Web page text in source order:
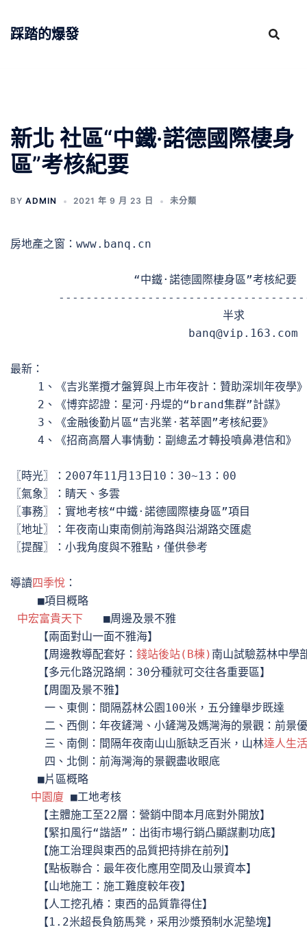
踩踏的爆發
新北 社區“中鐵·諾德國際棲身
區”考核紀要
BY ADMIN 2021 年 9 月 23 日 未分類
房地產之窗：www.banq.cn
                  “中鐵·諾德國際棲身區”考核紀要
                               半求
                          banq@vip.163.com
最新：
    1、《吉兆業攬才盤算與上市年夜計：贊助深圳年夜學》
    2、《博弈認證：星河·丹堤的“brand集群”計謀》
    3、《金融後勤片區“吉兆業·茗萃園”考核紀要》
    4、《招商高層人事情動：副總孟才轉投噴鼻港信和》
〖時光〗：2007年11月13日10：30~13：00
〖氣象〗：睛天、多雲
〖事務〗：實地考核“中鐵·諾德國際棲身區”項目
〖地址〗：年夜南山東南側前海路與沿湖路交匯處
〖提醒〗：小我角度與不雅點，僅供參考
導讀四季悅 ：
    ■項目概略
中宏富貴天下
   ■周邊及景不雅
    【兩面對山一面不雅海】
    【周邊教導配套好：
錢站後站(B棟) 南山試驗荔林中學
    【多元化路況路網：30分種就可交往各重要區】
    【周圍及景不雅】
     一、東側：間隔荔林公園100米，五分鐘舉步既達
二、西側：年夜鏟灣、小鏟灣及媽灣海的景觀：前景
     三、南側：間隔年夜南山山脈缺乏百米，山林
達人生活
     四、北側：前海灣海的景觀盡收眼底
    ■片區概略
中園廈 ■工地考核
    【主體施工至22層：營銷中間本月底對外開放】
    【緊扣風行“諧語”：出街市場行銷凸顯謀劃功底】
    【施工治理與東西的品質把持排在前列】
    【點板聯合：最年夜化應用空間及山景資本】
    【山地施工：施工難度較年夜】
    【人工挖孔樁：東西的品質靠得住】
    【1.2米超長負筋馬凳，采用沙漿預制水泥墊塊】